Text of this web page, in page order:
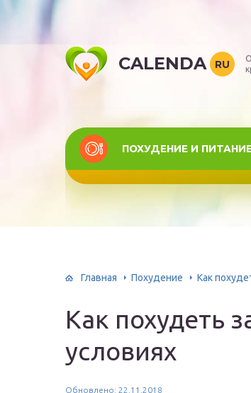
CALENDA RU
ПОХУДЕНИЕ И
Главная Похудение Как
Как похудеть
условиях
Обновлено: 22.11.2018